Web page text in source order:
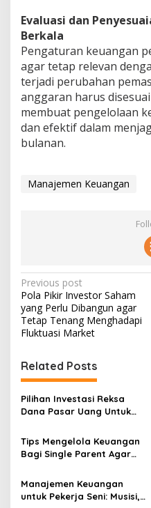
Evaluasi dan
Berkala
Pengaturan keuangan
agar tetap relevan
terjadi perubahan
anggaran harus
membuat pengelolaan
dan efektif dalam
bulanan.
Manajemen Keuangan
Post
navigation
Previous post
Pola Pikir Investor Saham
yang Perlu Dibangun agar
Tetap Tenang Menghadapi
Fluktuasi Market
Related Posts
Pilihan Investasi Reksa
Dana Pasar Uang Untuk
Tips Mengelola Keuangan
Bagi Single Parent Agar
Terpenuhi
Manajemen Keuangan
untuk Pekerja Seni: Musisi,